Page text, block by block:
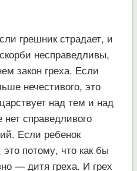
грешник страдает, и
несправедливы,
закон греха. Если
нечестивого, это
над тем и над
справедливого
Если ребенок
потому, что как бы
— дитя греха. И грех